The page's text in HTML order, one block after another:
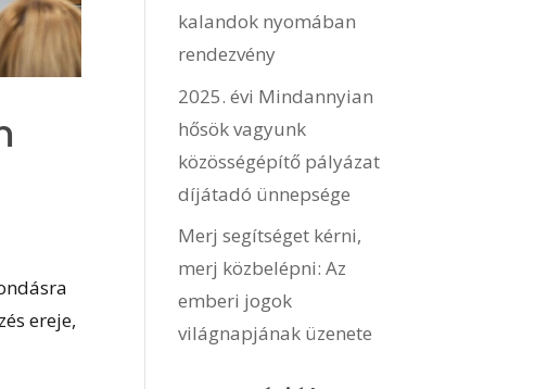
ereje,
kalandok nyomában
rendezvény
2025. évi Mindannyian
hősök vagyunk
közösségépítő pályázat
díjátadó ünnepsége
Merj segítséget kérni,
merj közbelépni: Az
emberi jogok
világnapjának üzenete